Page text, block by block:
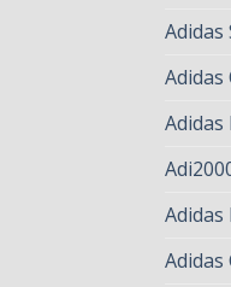
Adidas
Adidas
Adidas
Adidas
ADIDAS BOLD